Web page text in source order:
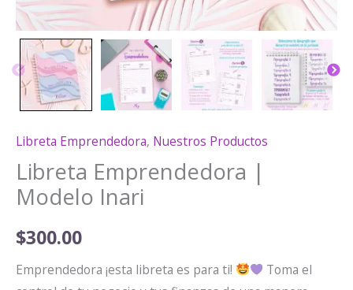
Libreta Emprendedora, Nuestros Productos
Libreta Emprendedora |
Modelo Inari
$300.00
Emprendedora ¡esta libreta es para ti!
Toma el